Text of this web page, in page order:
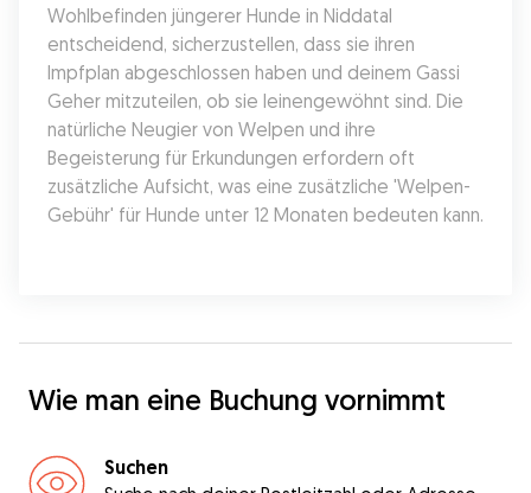
Wohlbefinden jüngerer Hunde in Niddatal
entscheidend, sicherzustellen, dass sie ihren
Impfplan abgeschlossen haben und deinem Gassi
Geher mitzuteilen, ob sie leinengewöhnt sind. Die
natürliche Neugier von Welpen und ihre
Begeisterung für Erkundungen erfordern oft
zusätzliche Aufsicht, was eine zusätzliche 'Welpen-
Gebühr' für Hunde unter 12 Monaten bedeuten kann.
Wie man eine Buchung vornimmt
Suchen